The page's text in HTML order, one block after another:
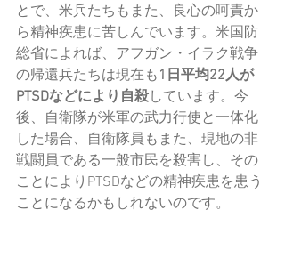
とで、米兵たちもまた、良心の呵責か
ら精神疾患に苦しんでいます。米国防
総省によれば、アフガン・イラク戦争
の帰還兵たちは現在も 1日平均22人が
PTSDなどにより自殺しています。今
後、自衛隊が米軍の武力行使と一体化
した場合、自衛隊員もまた、現地の非
戦闘員である一般市民を殺害し、その
ことによりPTSDなどの精神疾患を患う
ことになるかもしれないのです。